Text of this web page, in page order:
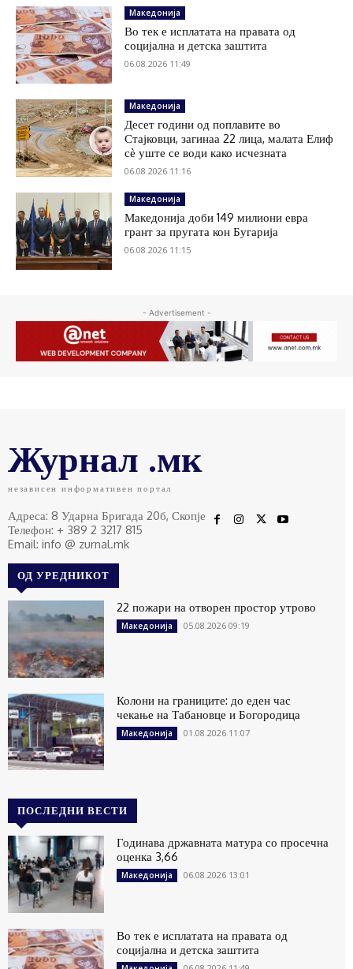
Македонија
Во тек е исплатата на правата од
социјална и детска заштита
06.08.2026 11:49
Македонија
Десет години од поплавите во
Стајковци, загинаа 22 лица, малата Елиф
сѐ уште се води како исчезната
06.08.2026 11:16
Македонија
Македонија доби 149 милиони евра
грант за пругата кон Бугарија
06.08.2026 11:15
- Advertisement -
Журнал .мк
независен информативен портал
Адреса: 8 Ударна Бригада 20б, Скопје
Телефон: + 389 2 3217 815
Email: info @ zurnal.mk
ОД УРЕДНИКОТ
22 пожари на отворен простор утрово
Македонија 05.08.2026 09:19
Колони на границите: до еден час
чекање на Табановце и Богородица
Македонија 01.08.2026 11:07
ПОСЛЕДНИ ВЕСТИ
Годинава државната матура со просечна
оценка 3,66
Македонија 06.08.2026 13:01
Во тек е исплатата на правата од
социјална и детска заштита